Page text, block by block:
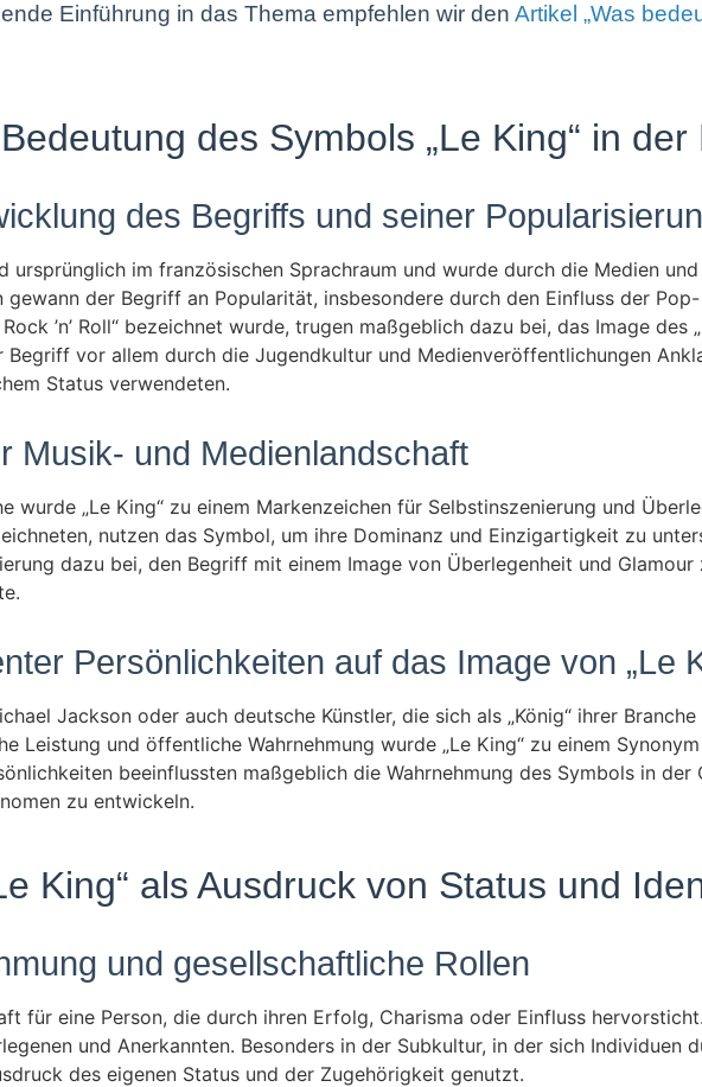
Einführung in das Thema empfehlen wir den Artikel „Was
des Symbols „Le King“ in der
des Begriffs und seiner
ursprünglich im französischen Sprachraum und wurde durch die Medien
gewann der Begriff an Popularität, insbesondere durch den Einfluss der
’n’ Roll“ bezeichnet wurde, trugen maßgeblich dazu bei, das Image des
Begriff vor allem durch die Jugendkultur und Medienveröffentlichungen
Status verwendeten.
Musik- und Medienlandschaft
wurde „Le King“ zu einem Markenzeichen für Selbstinszenierung und
nutzen das Symbol, um ihre Dominanz und Einzigartigkeit zu
dazu bei, den Begriff mit einem Image von Überlegenheit und
Persönlichkeiten auf das Image von „Le
Jackson oder auch deutsche Künstler, die sich als „König“ ihrer
Leistung und öffentliche Wahrnehmung wurde „Le King“ zu einem
beeinflussten maßgeblich die Wahrnehmung des Symbols in
zu entwickeln.
King“ als Ausdruck von Status und
und gesellschaftliche Rollen
für eine Person, die durch ihren Erfolg, Charisma oder Einfluss
und Anerkannten. Besonders in der Subkultur, in der sich Individuen
des eigenen Status und der Zugehörigkeit genutzt.